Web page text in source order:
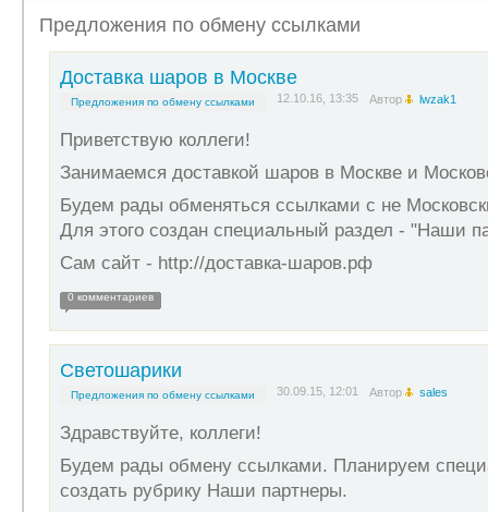
Предложения по обмену ссылками
Доставка шаров в Москве
Предложения по обмену ссылками 12.10.16, 13:35 Автор lwzak1
Приветствую коллеги!
Занимаемся доставкой шаров в Москве и
Будем рады обменяться ссылками с не
Для этого создан специальный раздел - "Наши
Сам сайт - http://доставка-шаров.рф
0 комментариев
Светошарики
Предложения по обмену ссылками 30.09.15, 12:01 Автор sales
Здравствуйте, коллеги!
Будем рады обмену ссылками. Планируем
создать рубрику Наши партнеры.